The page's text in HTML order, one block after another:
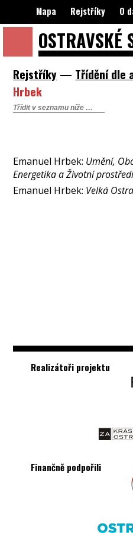
OSTRAVSKÉ
Mapa Rejstříky O
Rejstříky — Třídění dle
Hrbek
Emanuel Hrbek: Umění,
Energetika a Životní
Emanuel Hrbek: Velká
Realizátoři projektu
Finančně podpořili